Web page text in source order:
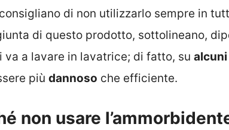
di non utilizzarlo sempre in
di questo prodotto, sottolineano,
a lavare in lavatrice; di fatto, su
più dannoso che efficiente.
non usare